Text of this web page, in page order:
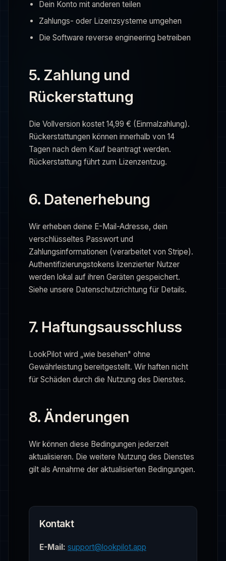
Dein Konto mit anderen teilen
Zahlungs- oder Lizenzsysteme umgehen
Die Software reverse engineering betreiben
5. Zahlung und
Rückerstattung
Die Vollversion kostet 14,99 € (Einmalzahlung).
Rückerstattungen können innerhalb von 14
Tagen nach dem Kauf beantragt werden.
Rückerstattung führt zum Lizenzentzug.
6. Datenerhebung
Wir erheben deine E-Mail-Adresse, dein
verschlüsseltes Passwort und
Zahlungsinformationen (verarbeitet von Stripe).
Authentifizierungstokens lizenzierter Nutzer
werden lokal auf ihren Geräten gespeichert.
Siehe unsere Datenschutzrichtung für Details.
7. Haftungsausschluss
LookPilot wird „wie besehen" ohne
Gewährleistung bereitgestellt. Wir haften nicht
für Schäden durch die Nutzung des Dienstes.
8. Änderungen
Wir können diese Bedingungen jederzeit
aktualisieren. Die weitere Nutzung des Dienstes
gilt als Annahme der aktualisierten Bedingungen.
Kontakt
E-Mail: support@lookpilot.app